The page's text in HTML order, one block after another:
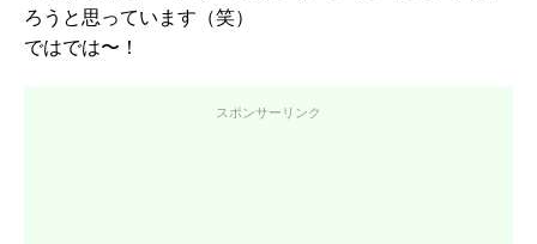
ろうと思っています（笑）
ではでは〜！
スポンサーリンク